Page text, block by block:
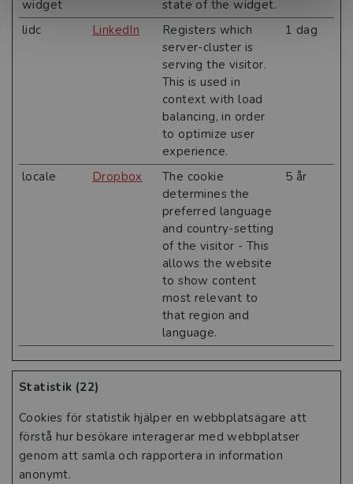
widget
state of the widget.
lidc LinkedIn
Registers which
server-cluster is
serving the visitor.
This is used in
context with load
balancing, in order
to optimize user
experience.
1 dag
locale Dropbox
The cookie
determines the
preferred language
and country-setting
of the visitor - This
allows the website
to show content
most relevant to
that region and
language.
5 år
Statistik (22)
Cookies för statistik hjälper en webbplatsägare att
förstå hur besökare interagerar med webbplatser
genom att samla och rapportera in information
anonymt.